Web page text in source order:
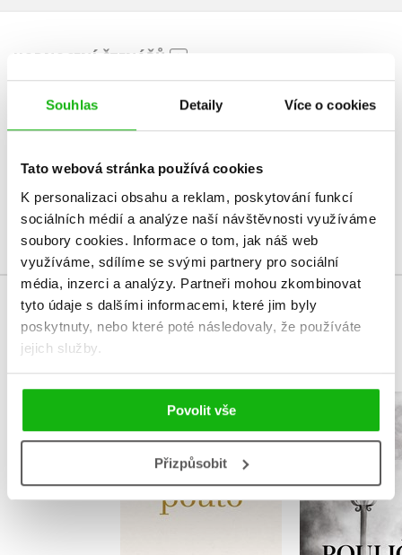
Souhlas Detaily Více o cookies
Tato webová stránka používá cookies
K personalizaci obsahu a reklam, poskytování funkcí
sociálních médií a analýze naší návštěvnosti využíváme
soubory cookies. Informace o tom, jak náš web
využíváme, sdílíme se svými partnery pro sociální
média, inzerci a analýzy. Partneři mohou zkombinovat
tyto údaje s dalšími informacemi, které jim byly
poskytnuty, nebo které poté následovaly, že používáte
jejich služby.
Povolit vše
Přizpůsobit
HODNOCENÍ ČTENÁŘŮ
V současné době nejsou vytvořena žádná uživatelská hodnocení.
Uživatelskou recenzi mohou vkládat pouze registrovaní uživatelé
Přihlásit
MOHLO BY VÁS TAKÉ ZAJÍMAT
Tiché pouto
Dita Šperková
Szapanosová
Pouliční